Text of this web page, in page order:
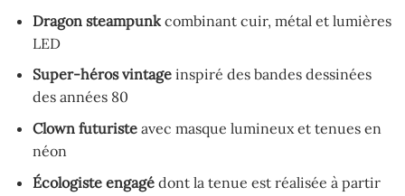
Dragon steampunkcombinant cuir, métal et lumières
LED
Super-héros vintageinspiré des bandes dessinées
des années 80
Clown futuristeavec masque lumineux et tenues en
néon
Écologiste engagédont la tenue est réalisée à partir